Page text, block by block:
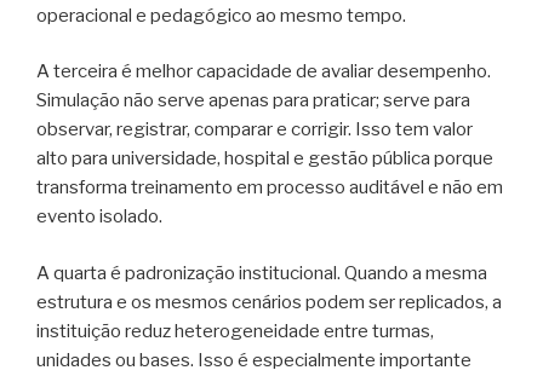
operacional e pedagógico ao mesmo tempo.
A terceira é melhor capacidade de avaliar desempenho.
Simulação não serve apenas para praticar; serve para
observar, registrar, comparar e corrigir. Isso tem valor
alto para universidade, hospital e gestão pública porque
transforma treinamento em processo auditável e não em
evento isolado.
A quarta é padronização institucional. Quando a mesma
estrutura e os mesmos cenários podem ser replicados, a
instituição reduz heterogeneidade entre turmas,
unidades ou bases. Isso é especialmente importante